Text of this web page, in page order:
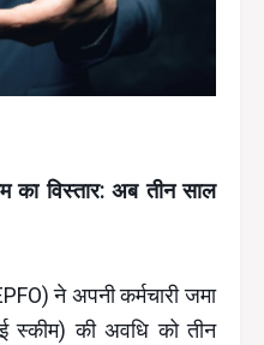
का विस्तार: अब तीन साल
ने अपनी कर्मचारी जमा
स्कीम) की अवधि को तीन